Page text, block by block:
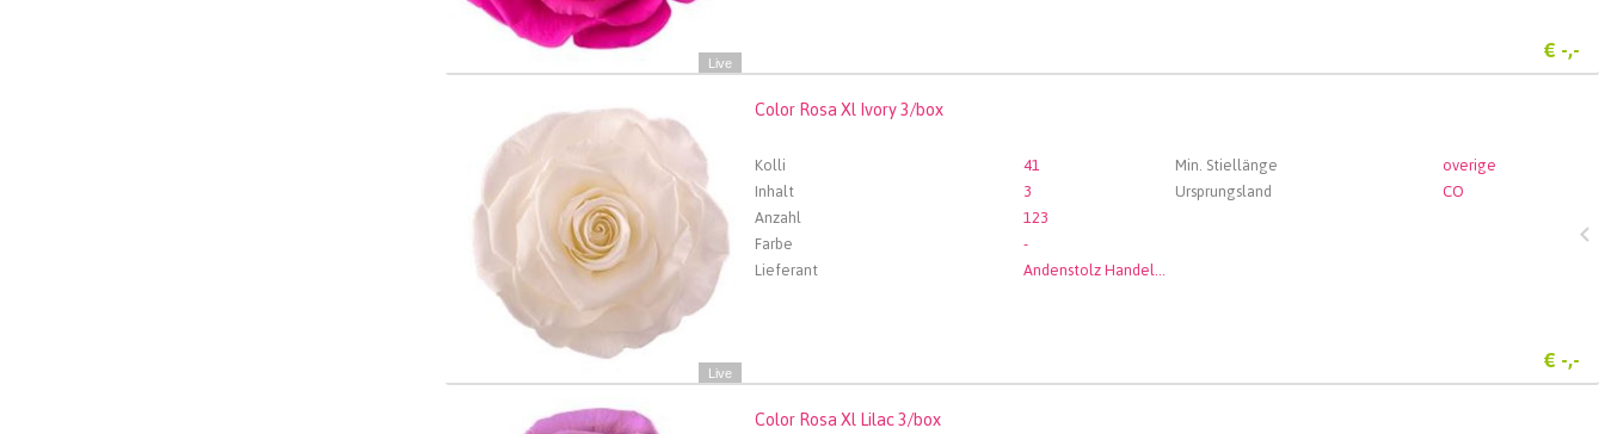
Live
€ -,-
Live
Color Rosa Xl Ivory 3/box
Kolli 41 Min. Stiellänge
overige
Inhalt
3 Ursprungsland
CO
Anzahl
123
Farbe
-
Lieferant
Andenstolz Handel GmbH
€ -,-
Color Rosa Xl Ivory 3/box
Wählen Sie zuerst ein Abfartdatum.
Color Rosa Xl Lilac 3/box
Color Rosa Xl Lilac 3/box